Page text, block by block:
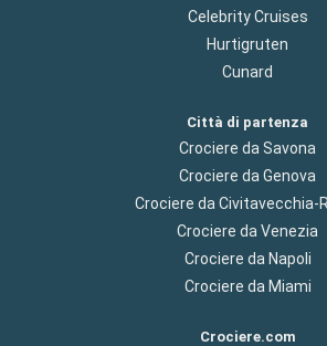
Celebrity Cruises
Hurtigruten
Cunard
Città di partenza
Crociere da Savona
Crociere da Genova
Crociere da Civitavecchia-
Crociere da Venezia
Crociere da Napoli
Crociere da Miami
Crociere.com